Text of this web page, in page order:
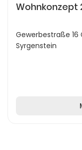
Wohnkonzept
Gewerbestraße
Syrgenstein